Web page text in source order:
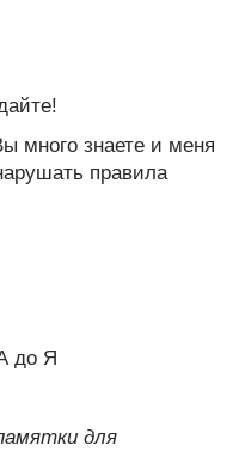
много знаете и меня
правила
до Я
для